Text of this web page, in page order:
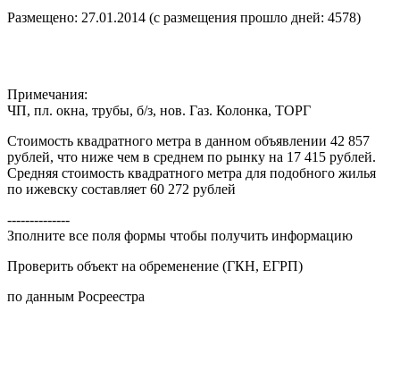
Размещено: 27.01.2014 (с размещения прошло дней: 4578)
Примечания:
ЧП, пл. окна, трубы, б/з, нов. Газ. Колонка, ТОРГ
Стоимость квадратного метра в данном объявлении 42 857
рублей, что ниже чем в среднем по рынку на 17 415 рублей.
Средняя стоимость квадратного метра для подобного жилья
по ижевску составляет 60 272 рублей
--------------
Зполните все поля формы чтобы получить информацию
Проверить объект на обременение (ГКН, ЕГРП)
по данным Росреестра